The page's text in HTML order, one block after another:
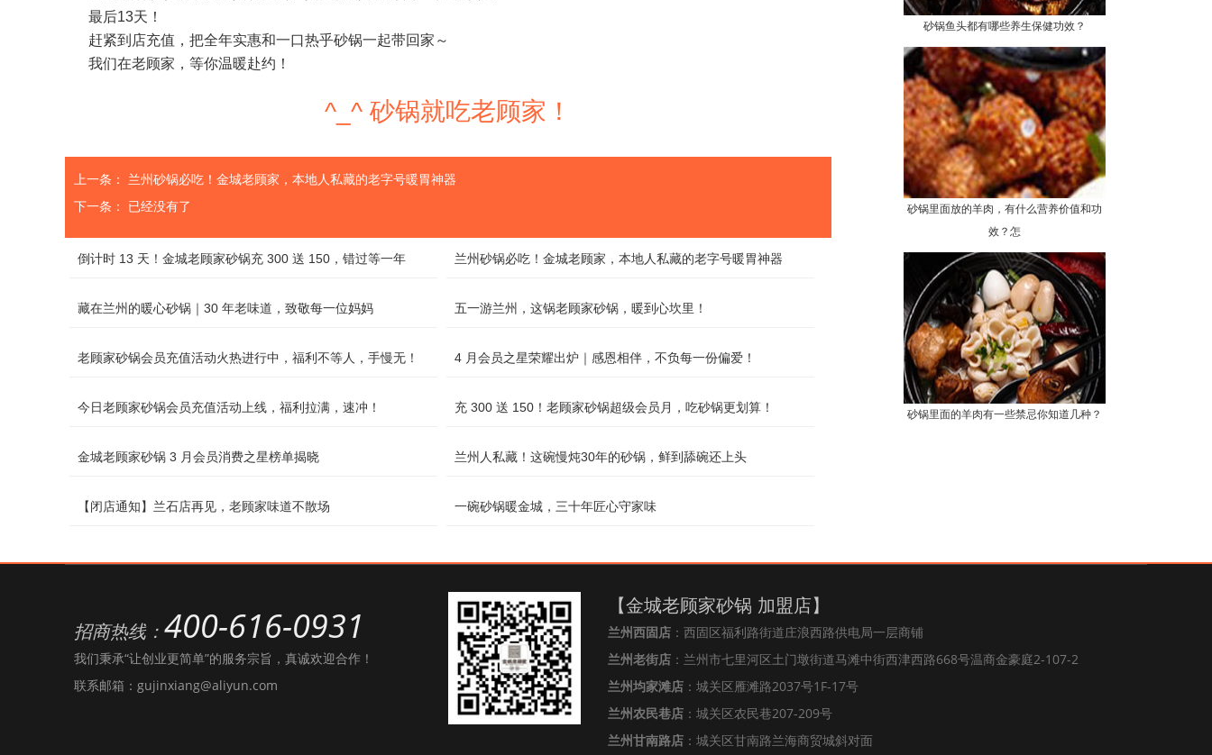
最后13天！
赶紧到店充值，把全年实惠和一口热乎砂锅一起带回家～
我们在老顾家，等你温暖赴约！
^_^ 砂锅就吃老顾家！
上一条： 兰州砂锅必吃！金城老顾家，本地人私藏的老字号暖胃神器
下一条： 已经没有了
倒计时 13 天！金城老顾家砂锅充 300 送 150，错过等一年 兰州砂锅必吃！金城老顾家，本地人私藏的老字号暖胃神器
藏在兰州的暖心砂锅｜30 年老味道，致敬每一位妈妈 五一游兰州，这锅老顾家砂锅，暖到心坎里！
老顾家砂锅会员充值活动火热进行中，福利不等人，手慢无！ 4 月会员之星荣耀出炉｜感恩相伴，不负每一份偏爱！
今日老顾家砂锅会员充值活动上线，福利拉满，速冲！ 充 300 送 150！老顾家砂锅超级会员月，吃砂锅更划算！
金城老顾家砂锅 3 月会员消费之星榜单揭晓 兰州人私藏！这碗慢炖30年的砂锅，鲜到舔碗还上头
【闭店通知】兰石店再见，老顾家味道不散场 一碗砂锅暖金城，三十年匠心守家味
砂锅鱼头都有哪些养生保健功效？
砂锅里面放的羊肉，有什么营养价值和功
效？怎
砂锅里面的羊肉有一些禁忌你知道几种？
招商热线： 400-616-0931
我们秉承“让创业更简单”的服务宗旨，真诚欢迎合作！
联系邮箱：gujinxiang@aliyun.com
【金城老顾家砂锅 加盟店】
兰州西固店 ：西固区福利路街道庄浪西路供电局一层商铺
兰州老街店 ：兰州市七里河区土门墩街道马滩中街西津西路668号温商金豪庭2-107-2
兰州均家滩店 ：城关区雁滩路2037号1F-17号
兰州农民巷店 ：城关区农民巷207-209号
兰州甘南路店 ：城关区甘南路兰海商贸城斜对面